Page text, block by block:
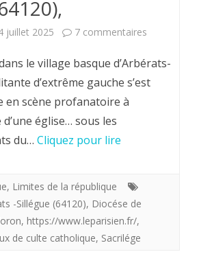
juillet 2025 7 commentaires
de
le village basque d’Arbérats-
d’extrême gauche s’est
en scène profanatoire à
église… sous les
du… Cliquez pour lire
, Limites de la république
-Sillégue (64120), Diocése de
, https://www.leparisien.fr/,
de culte catholique, Sacrilége